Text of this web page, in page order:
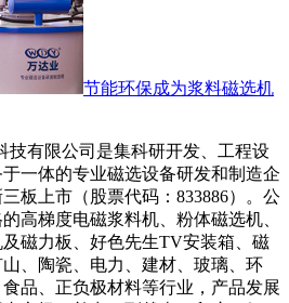
节能环保成为浆料磁选机
技有限公司是集科研开发、工程设
一体的专业磁选设备研发和制造企
板上市（股票代码：833886）。公
高梯度电磁浆料机、粉体磁选机、
磁力板、好色先生TV安装箱、磁
、陶瓷、电力、建材、玻璃、环
品、正负极材料等行业，产品发展